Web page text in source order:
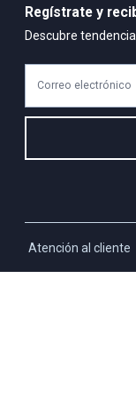
Atención al cliente
Regístrate y
Descubre
Correo electrónico